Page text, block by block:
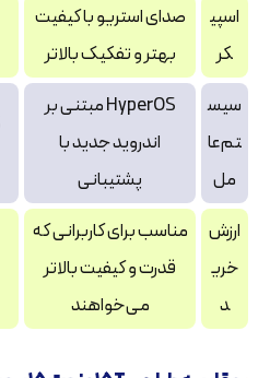
اسپی
کر
صدای استریو با کیفیت
بهتر و تفکیک بالاتر
سیس
تم‌عا
مل
HyperOS مبتنی بر
اندروید جدید با
پشتیبانی
ارزش
خری
د
مناسب برای کاربرانی که
قدرت و کیفیت بالاتر
می‌خواهند